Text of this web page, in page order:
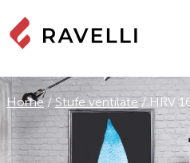
Home/ Stufe ventilate/HRV